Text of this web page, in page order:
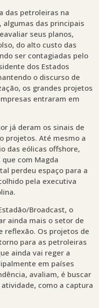
das petroleiras na
algumas das principais
seus planos,
do alto custo das
ser contagiadas pelo
dos Estados
o discurso de
os grandes projetos
entraram em
já deram os sinais de
projetos. Até mesmo a
das eólicas offshore,
com Magda
perdeu espaço para a
pela executiva
Broadcast, o
ainda mais o setor de
reflexão. Os projetos de
para as petroleiras
ainda vai reger a
em países
avaliam, é buscar
como a captura